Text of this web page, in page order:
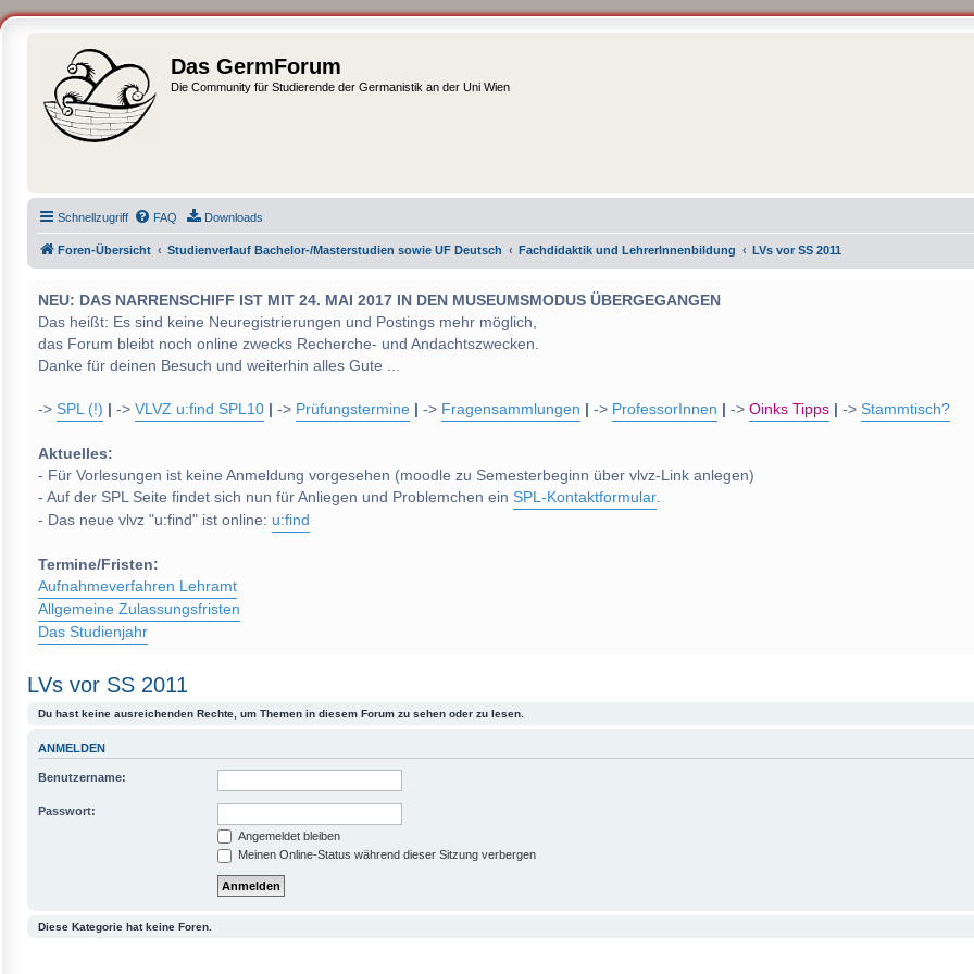
Das GermForum
Die Community für Studierende der Germanistik an der Uni Wien
Schnellzugriff FAQ Downloads
Foren-Übersicht Studienverlauf Bachelor-/Masterstudien sowie UF Deutsch Fachdidaktik und LehrerInnenbildung LVs vor SS 2011
NEU: DAS NARRENSCHIFF IST MIT 24. MAI 2017 IN DEN MUSEUMSMODUS ÜBERGEGANGEN
Das heißt: Es sind keine Neuregistrierungen und Postings mehr möglich,
das Forum bleibt noch online zwecks Recherche- und Andachtszwecken.
Danke für deinen Besuch und weiterhin alles Gute ...
-> SPL (!) -> VLVZ u:find SPL10 -> Prüfungstermine -> Fragensammlungen -> ProfessorInnen -> Oinks Tipps -> Stammtisch?
Aktuelles:
- Für Vorlesungen ist keine Anmeldung vorgesehen (moodle zu Semesterbeginn über vlvz-Link anlegen)
- Auf der SPL Seite findet sich nun für Anliegen und Problemchen ein SPL-Kontaktformular.
- Das neue vlvz "u:find" ist online: u:find
Termine/Fristen:
Aufnahmeverfahren Lehramt
Allgemeine Zulassungsfristen
Das Studienjahr
LVs vor SS 2011
Du hast keine ausreichenden Rechte, um Themen in diesem Forum zu sehen oder zu lesen.
ANMELDEN
Benutzername:
Passwort:
Angemeldet bleiben
Meinen Online-Status während dieser Sitzung verbergen
Diese Kategorie hat keine Foren.